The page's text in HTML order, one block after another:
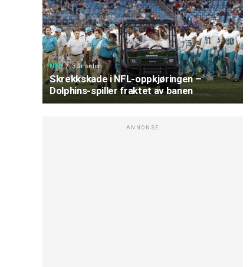
NTB 3 år siden
Skrekkskade i NFL-oppkjøringen –
Dolphins-spiller fraktet av banen
ANNONSE